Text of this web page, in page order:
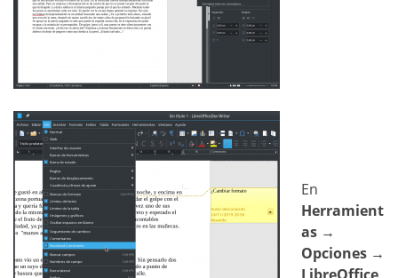
En
Herramient
as →
Opciones →